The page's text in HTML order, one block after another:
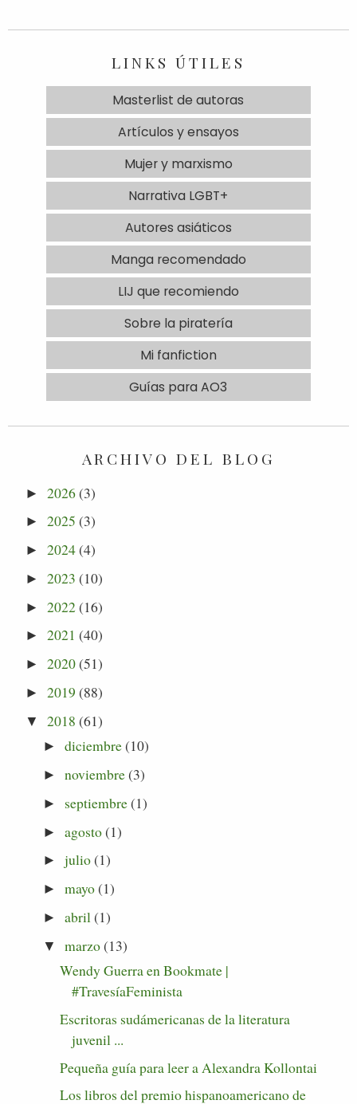
LINKS ÚTILES
Masterlist de autoras
Artículos y ensayos
Mujer y marxismo
Narrativa LGBT+
Autores asiáticos
Manga recomendado
LIJ que recomiendo
Sobre la piratería
Mi fanfiction
Guías para AO3
ARCHIVO DEL BLOG
►2026(3)
►2025 (3)
►2024(4)
►2023 (10)
►2022(16)
►2021 (40)
►2020(51)
►2019 (88)
▼ 2018 (61)
► diciembre(10)
► noviembre(3)
► septiembre(1)
► agosto(1)
► julio(1)
► mayo(1)
► abril(1)
▼ marzo(13)
Wendy Guerra en Bookmate |
#TravesíaFeminista
Escritoras sudámericanas de la literatura
juvenil ...
Pequeña guía para leer a Alexandra Kollontai
Los libros del premio hispanoamericano de